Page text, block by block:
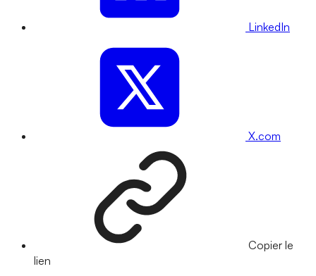
LinkedIn
X.com
Copier le
lien